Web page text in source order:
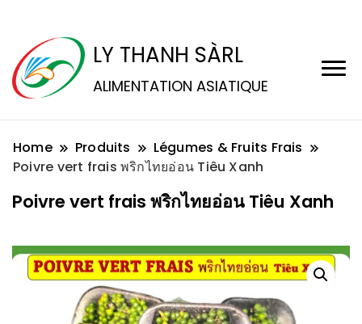
LY THANH SÀRL
ALIMENTATION ASIATIQUE
Home Produits
Légumes & Fruits Frais
Poivre vert frais พริกไทยอ่อน Tiêu Xanh
Poivre vert frais พริกไทยอ่อน Tiêu Xanh